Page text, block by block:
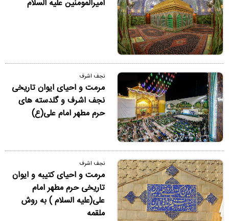
امیرالمومنین علیه السلام
نجف اشرف
مرمت و احیای ایوان تاریخی
نجف اشرف و گلدسته های
حرم مطهر امام علی(ع)
نجف اشرف
مرمت و احیای کتیبه و ایوان
تاریخی حرم مطهر امام
علی(علیه السلام ) به روش
ملقمه